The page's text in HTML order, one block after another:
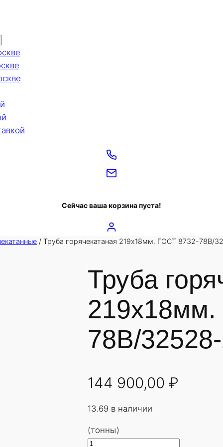
Сейчас ваша корзина пуста!
/ Труба горячекатаная 219х18мм. ГОСТ 8732-78В/
Труба
78В/
144 900,00 ₽
13.69 в наличии
(тонны)
К